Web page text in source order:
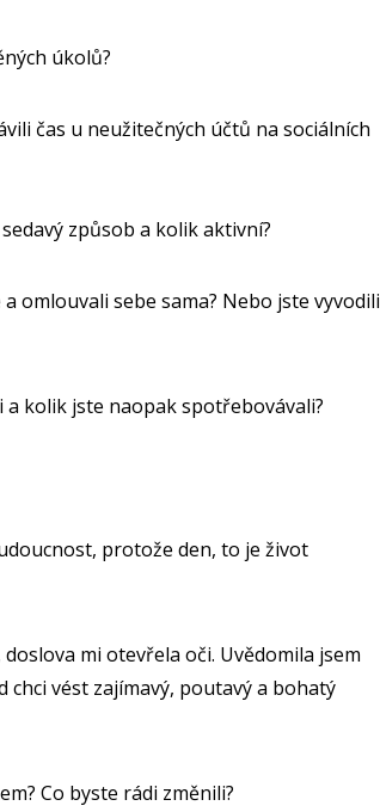
úkolů?
čas u neužitečných účtů na sociálních
způsob a kolik aktivní?
omlouvali sebe sama? Nebo jste vyvodili
kolik jste naopak spotřebovávali?
protože den, to je život
mi otevřela oči. Uvědomila jsem
chci vést zajímavý, poutavý a bohatý
Co byste rádi změnili?